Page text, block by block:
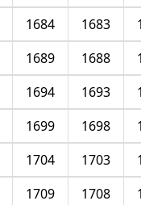
1683
1684
1688
1689
1693
1694
1698
1699
1703
1704
1708
1709